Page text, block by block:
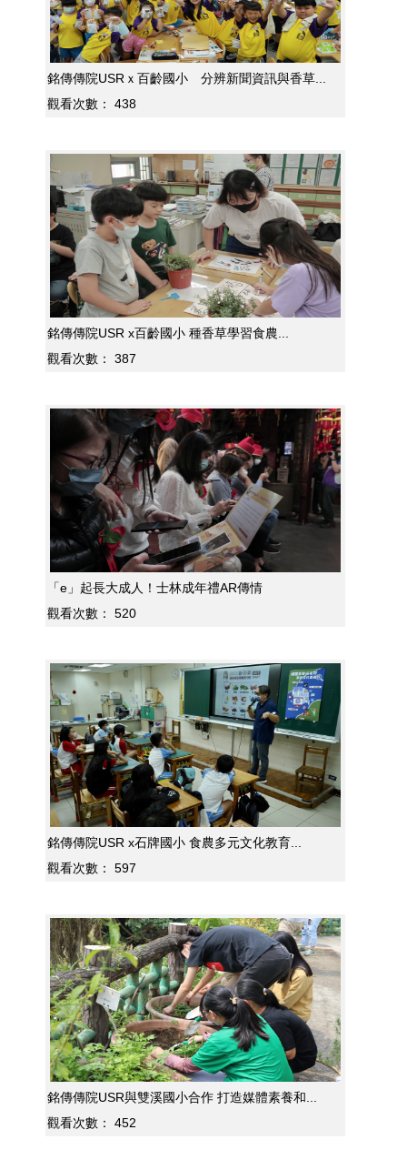
銘傳傳院USRｘ百齡國小 分辨新聞資訊與香草...
觀看次數：
438
銘傳傳院USR x百齡國小 種香草學習食農...
觀看次數：
387
「e」起長大成人！士林成年禮AR傳情
觀看次數：
520
銘傳傳院USR x石牌國小 食農多元文化教育...
觀看次數：
597
銘傳傳院USR與雙溪國小合作 打造媒體素養和...
觀看次數：
452